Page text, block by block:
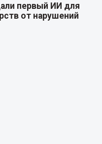
первый ИИ для
от нарушений